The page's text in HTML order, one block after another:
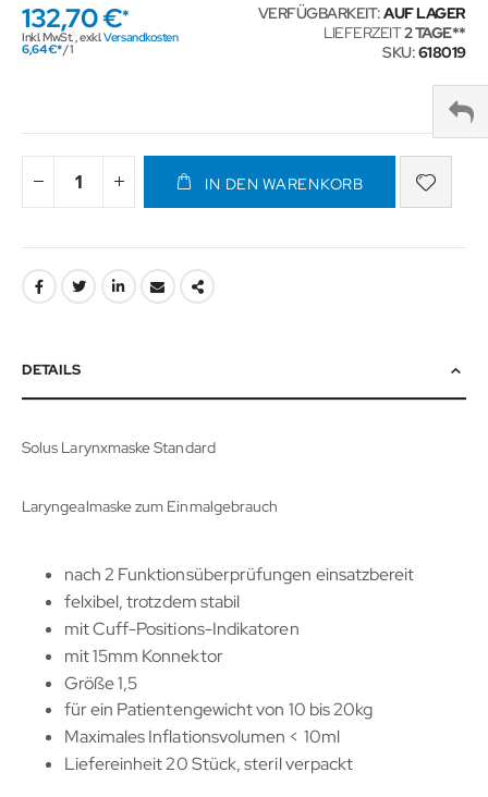
132,70 €
Inkl. MwSt.,exkl.Versandkosten
6,64 € / 1
VERFÜGBARKEIT:AUF LAGER
LIEFERZEIT2 TAGE
SKU 618019
IN DEN WARENKORB
DETAILS
Solus Larynxmaske Standard
Laryngealmaske zum Einmalgebrauch
nach 2 Funktionsüberprüfungen einsatzbereit
felxibel, trotzdem stabil
mit Cuff-Positions-Indikatoren
mit 15mm Konnektor
Größe 1,5
für ein Patientengewicht von 10 bis 20kg
Maximales Inflationsvolumen < 10ml
Liefereinheit 20 Stück, steril verpackt